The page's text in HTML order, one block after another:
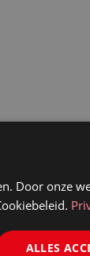
Door onze
ALLES